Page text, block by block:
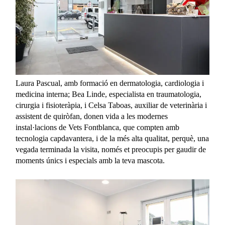
Laura Pascual, amb formació en dermatologia, cardiologia i
medicina interna; Bea Linde, especialista en traumatologia,
cirurgia i fisioteràpia, i Celsa Taboas, auxiliar de veterinària i
assistent de quiròfan, donen vida a les modernes
instal·lacions de Vets Fontblanca, que compten amb
tecnologia capdavantera, i de la més alta qualitat, perquè, una
vegada terminada la visita, només et preocupis per gaudir de
moments únics i especials amb la teva mascota.